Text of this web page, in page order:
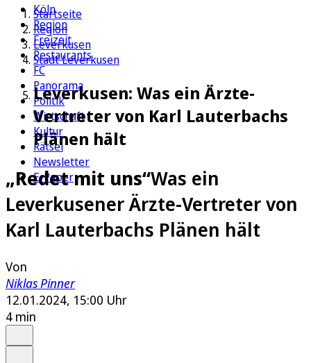
Köln
Region
Freizeit
Restaurants
FC
Panorama
Politik
Wirtschaft
Kultur
Rätsel
Newsletter
E-Paper
Startseite
Region
Leverkusen
Stadt Leverkusen
Leverkusen: Was ein Ärzte-
Vertreter von Karl Lauterbachs
Plänen hält
„Redet mit uns“Was ein
Leverkusener Ärzte-Vertreter von
Karl Lauterbachs Plänen hält
Von
Niklas Pinner
12.01.2024, 15:00 Uhr
4 min